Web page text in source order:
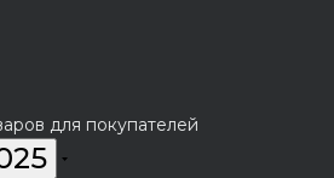
для покупателей